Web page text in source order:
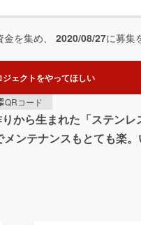
金を集め、 2020/08/27に募集
ジェクトをやってほしい
QRコード
から生まれた「ステン
ンテナンスもとても楽。